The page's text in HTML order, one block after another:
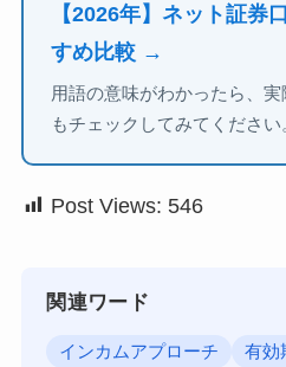
【2026年】ネット証券
すめ比較 →
用語の意味がわかったら、
もチェックしてみてください
Post Views: 546
関連ワード
インカムアプローチ 有効